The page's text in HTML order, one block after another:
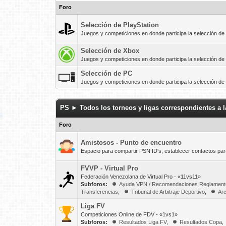
El equipo Real Esppor club
agregar el ID : LeoFilacchione
Buenas noches! estoy tratando
sergioperrotta23
Filacchionegames
Buen dia Real esppor club
buenas noches... Busco club.
Buenos días, Solicito la
JGuitox buenas me gustaria inscribir un
Alguien de anzoategui?
Foro
Selección de PlayStation
Juegos y competiciones en donde participa la selección de
Selección de Xbox
Juegos y competiciones en donde participa la selección de
Selección de PC
Juegos y competiciones en donde participa la selección de
PS ► Todos los torneos y ligas correspondientes a
Foro
Amistosos - Punto de encuentro
Espacio para compartir PSN ID's, establecer contactos
FVVP - Virtual Pro
Federación Venezolana de Virtual Pro - «11vs11»
Subforos:
Ayuda VPN / Recomendaciones
Transferencias
Tribunal de Arbitraje Deportivo
Liga FV
Competiciones Online de FDV - «1vs1»
Subforos:
Resultados Liga FV, Resultados Copa